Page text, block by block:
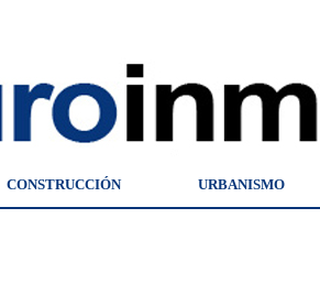
CONSTRUCCIÓN URBANISMO